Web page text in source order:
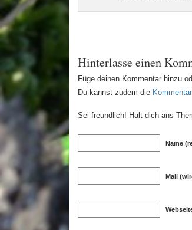
Hinterlasse einen
Füge deinen Kommentar hinzu
Du kannst zudem die
Sei freundlich! Halt dich ans
Name
Mail